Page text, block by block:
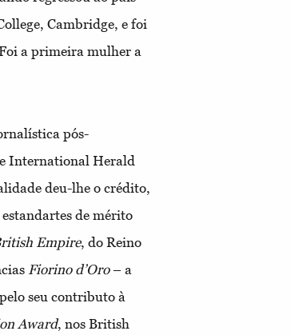
Cambridge, e foi
a primeira mulher a
pós-
International Herald
deu-lhe o crédito,
de mérito
Empire, do Reino
Fiorino d’Oro– a
seu contributo à
Award, nos British